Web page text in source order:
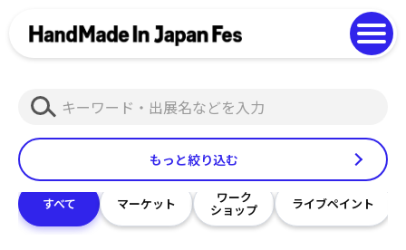
Photo Gallery
もっと絞り込む
検
索
すべて マーケット ワーク
ショップ ライブペイント